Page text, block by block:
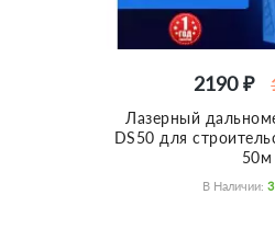
2190 ₽
Лазерный
DS50 для
50м
В Наличии: